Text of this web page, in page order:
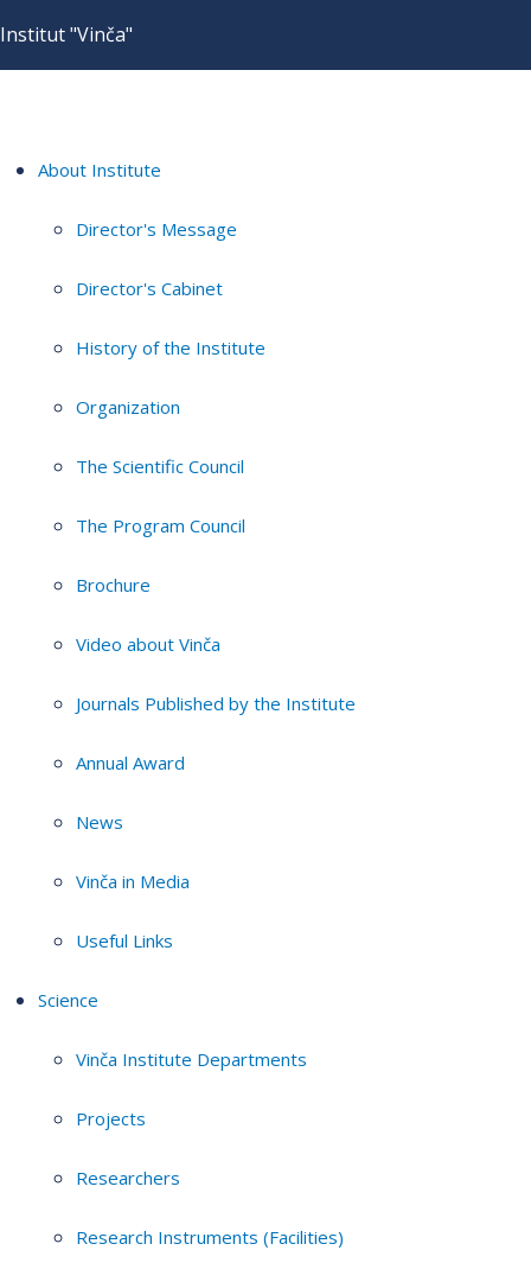
Institut "Vinča"
About Institute
Director's Message
Director's Cabinet
History of the Institute
Organization
The Scientific Council
The Program Council
Brochure
Video about Vinča
Journals Published by the Institute
Annual Award
News
Vinča in Media
Useful Links
Science
Vinča Institute Departments
Projects
Researchers
Research Instruments (Facilities)